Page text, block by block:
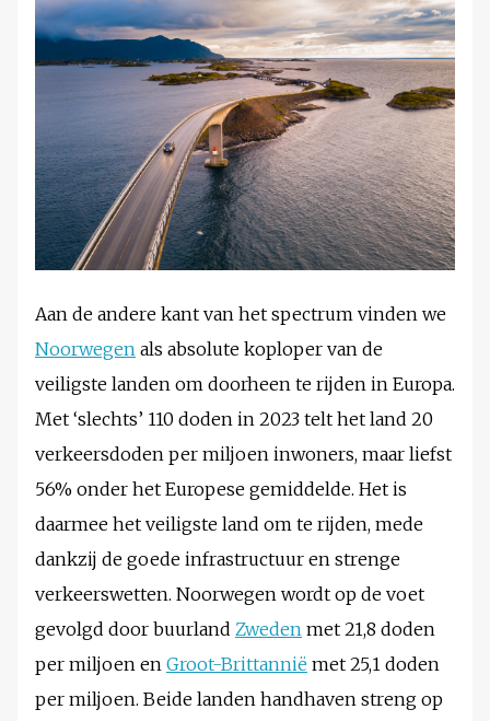
Aan de andere kant van het spectrum vinden we
Noorwegen als absolute koploper van de
veiligste landen om doorheen te rijden in Europa.
Met ‘slechts’ 110 doden in 2023 telt het land 20
verkeersdoden per miljoen inwoners, maar liefst
56% onder het Europese gemiddelde. Het is
daarmee het veiligste land om te rijden, mede
dankzij de goede infrastructuur en strenge
verkeerswetten. Noorwegen wordt op de voet
gevolgd door buurland Zweden met 21,8 doden
per miljoen en Groot-Brittannië met 25,1 doden
per miljoen. Beide landen handhaven streng op